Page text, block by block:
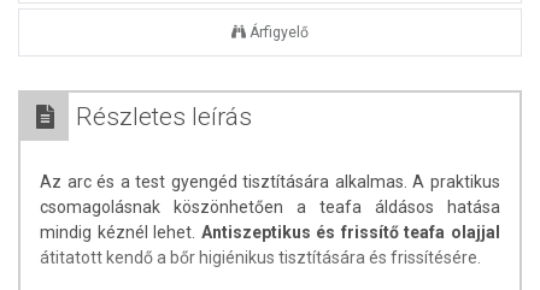
Árfigyelő
Részletes leírás
Az arc és a test gyengéd tisztítására alkalmas. A praktikus
csomagolásnak köszönhetően a teafa áldásos hatása
mindig kéznél lehet. Antiszeptikus és frissítő teafa olajjal
átitatott kendő a bőr higiénikus tisztítására és frissítésére.